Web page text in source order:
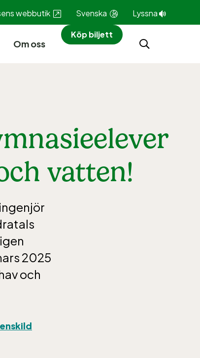
Om oss
Köp biljett
webbutik Svenska Lyssna
vatten!
2025
och